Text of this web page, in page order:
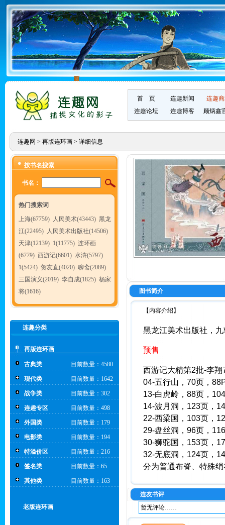
首 页 连趣新闻
连趣
连趣论坛
连趣博客 顾炳鑫
连趣网 > 再版连环画> 详细信息
按书名搜索
书名：
热门搜索词
上海(67759) 人民美术(43443) 黑龙
江(22495) 人民美术出版社(14506)
天津(12139) 1(11775) 连环画
(6779) 西游记(6601) 水浒(5797)
1(5424) 贺友直(4020) 聊斋(2089)
三国演义(2019) 李自成(1825) 杨家
将(1616)
连趣分类
再版连环画
古典类 目前数量：4580
现代类 目前数量：1642
战争类 目前数量：302
连趣专区 目前数量：498
外国类 目前数量：179
电影类 目前数量：194
特溢价区 目前数量：216
签名类 目前数量：65
其他类 目前数量：163
老版连环画
图书简介
【内容介绍】
黑龙江美术出版社，
预售
西游记大精第2批-李翔
04-五行山，70页，
13-白虎岭，88页，
14-波月洞，123页，
22-西梁国，103页，
29-盘丝洞，96页，
30-狮驼国，153页，
32-无底洞，124页，
分为普通布脊、特殊
连友书评
暂无评论……